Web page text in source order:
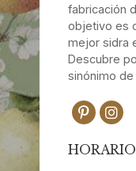
fabricación
objetivo es
mejor sidra
Descubre
sinónimo de
HORARIO